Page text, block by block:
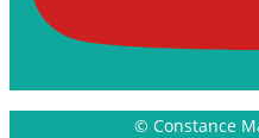
© Constance